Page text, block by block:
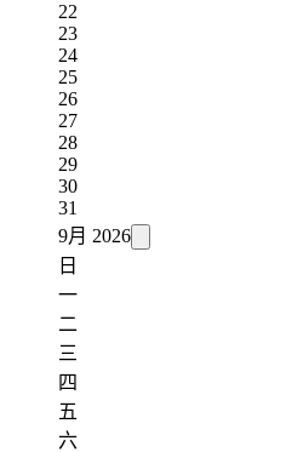
22
23
24
25
26
27
28
29
30
31
9月 2026
日
一
二
三
四
五
六